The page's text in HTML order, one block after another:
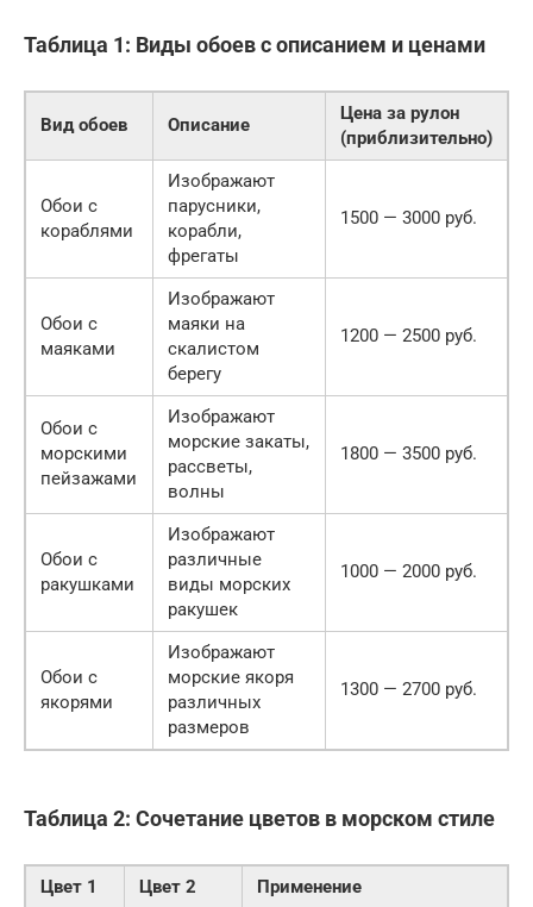
Таблица 1: Виды обоев с описанием и ценами
Вид обоев Описание
Цена за рулон
(приблизительно)
Обои с
кораблями
Изображают
парусники,
корабли,
фрегаты
1500 — 3000 руб.
Обои с
маяками
Изображают
маяки на
скалистом
берегу
1200 — 2500 руб.
Обои с
морскими
пейзажами
Изображают
морские закаты,
рассветы,
волны
1800 — 3500 руб.
Обои с
ракушками
Изображают
различные
виды морских
ракушек
1000 — 2000 руб.
Обои с
якорями
Изображают
морские якоря
различных
размеров
1300 — 2700 руб.
Таблица 2: Сочетание цветов в морском стиле
Цвет 1 Цвет 2 Применение